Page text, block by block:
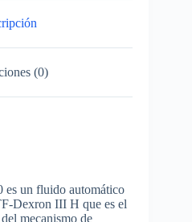
(0)
un fluido automático
Dexron III H que es el
mecanismo de